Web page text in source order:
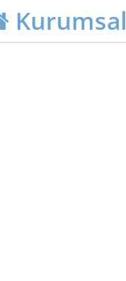
Kurumsal